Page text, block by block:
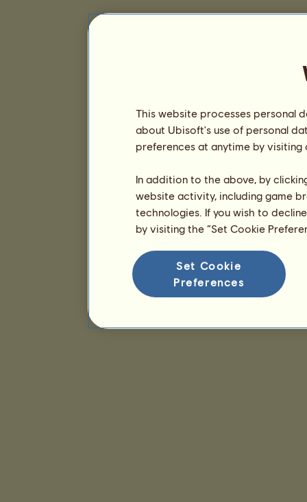
This website processes personal
about Ubisoft's use of personal
preferences at anytime by
In addition to the above, by
website activity, including game
technologies. If you wish to
by visiting the “Set Cookie
Set Cookie
Preferences